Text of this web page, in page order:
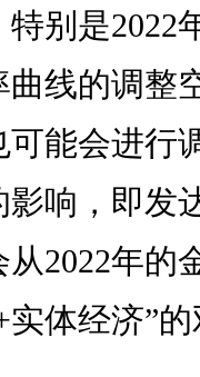
别是2022
线的调整
能会进行
响，即发
2022年的
体经济”